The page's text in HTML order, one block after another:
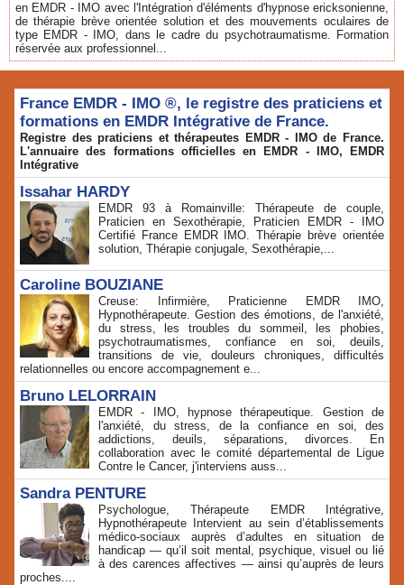
en EMDR - IMO avec l'Intégration d'éléments d'hypnose ericksonienne,
de thérapie brève orientée solution et des mouvements oculaires de
type EMDR - IMO, dans le cadre du psychotraumatisme. Formation
réservée aux professionnel...
France EMDR - IMO ®, le registre des praticiens et
formations en EMDR Intégrative de France.
Registre des praticiens et thérapeutes EMDR - IMO de France.
L'annuaire des formations officielles en EMDR - IMO, EMDR
Intégrative
Issahar HARDY
EMDR 93 à Romainville: Thérapeute de couple,
Praticien en Sexothérapie, Praticien EMDR - IMO
Certifié France EMDR IMO. Thérapie brève orientée
solution, Thérapie conjugale, Sexothérapie,...
Caroline BOUZIANE
Creuse: Infirmière, Praticienne EMDR IMO,
Hypnothérapeute. Gestion des émotions, de l'anxiété,
du stress, les troubles du sommeil, les phobies,
psychotraumatismes, confiance en soi, deuils,
transitions de vie, douleurs chroniques, difficultés
relationnelles ou encore accompagnement e...
Bruno LELORRAIN
EMDR - IMO, hypnose thérapeutique. Gestion de
l'anxiété, du stress, de la confiance en soi, des
addictions, deuils, séparations, divorces. En
collaboration avec le comité départemental de Ligue
Contre le Cancer, j'interviens auss...
Sandra PENTURE
Psychologue, Thérapeute EMDR Intégrative,
Hypnothérapeute Intervient au sein d’établissements
médico‑sociaux auprès d’adultes en situation de
handicap — qu’il soit mental, psychique, visuel ou lié
à des carences affectives — ainsi qu’auprès de leurs
proches....